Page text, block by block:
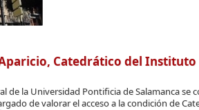
Catedrático del Instituto
de la Universidad Pontificia de Salamanca se
de valorar el acceso a la condición de